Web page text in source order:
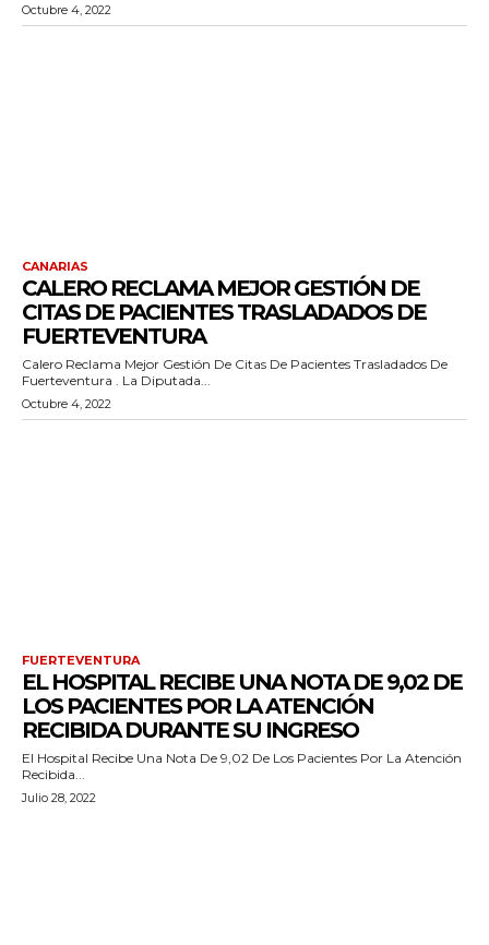
Octubre 4, 2022
CANARIAS
CALERO RECLAMA MEJOR GESTIÓN DE
CITAS DE PACIENTES TRASLADADOS DE
FUERTEVENTURA
Calero Reclama Mejor Gestión De Citas De Pacientes Trasladados De
Fuerteventura . La Diputada...
Octubre 4, 2022
FUERTEVENTURA
EL HOSPITAL RECIBE UNA NOTA DE 9,02 DE
LOS PACIENTES POR LA ATENCIÓN
RECIBIDA DURANTE SU INGRESO
El Hospital Recibe Una Nota De 9,02 De Los Pacientes Por La Atención
Recibida...
Julio 28, 2022